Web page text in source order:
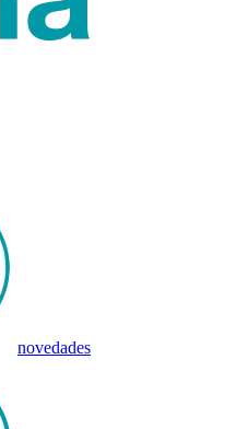
novedades